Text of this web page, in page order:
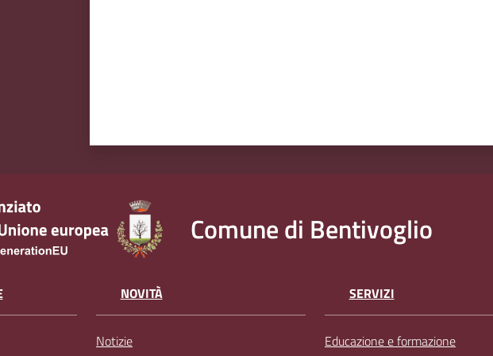
Comune di Bentivoglio
NOVITÀ
Notizie
SERVIZI
Educazione e formazione